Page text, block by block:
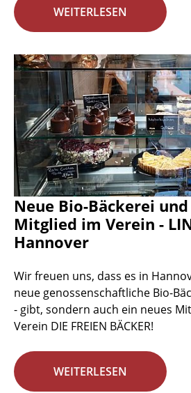
WEITERLESEN
Neue Bio-Bäckerei
Mitglied im Verein -
Hannover
Wir freuen uns, dass es in
neue genossenschaftliche Bio-
- gibt, sondern auch ein neues
Verein DIE FREIEN BÄCKER!
WEITERLESEN